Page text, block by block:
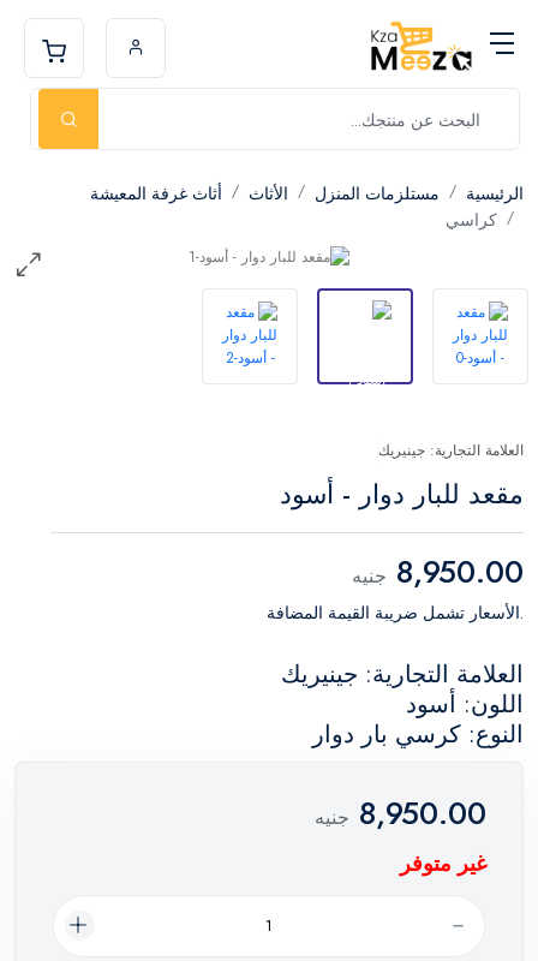
الرئيسية مستلزمات المنزل الأثاث
أثاث غرفة المعيشة
كراسي
العلامة التجارية: جينيريك
مقعد للبار دوار - أسود
8,950.00 جنيه
.الأسعار تشمل ضريبة القيمة المضافة
العلامة التجارية: جينيريك
اللون: أسود
النوع: كرسي بار دوار
8,950.00 جنيه
غير متوفر